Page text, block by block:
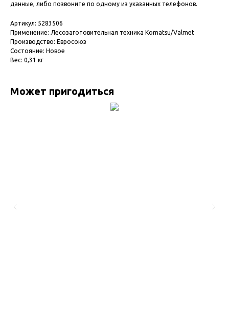
данные, либо позвоните по одному из указанных телефонов.
Артикул: 5283506
Применение: Лесозаготовительная техника Komatsu/Valmet
Производство: Евросоюз
Состояние: Новое
Вес: 0,31 кг
Может пригодиться